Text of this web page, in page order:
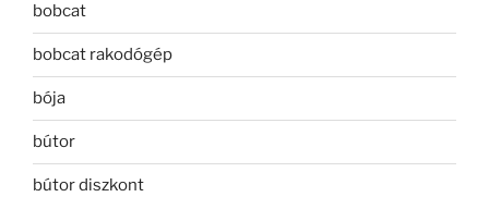
bobcat
bobcat rakodógép
bója
bútor
bútor diszkont